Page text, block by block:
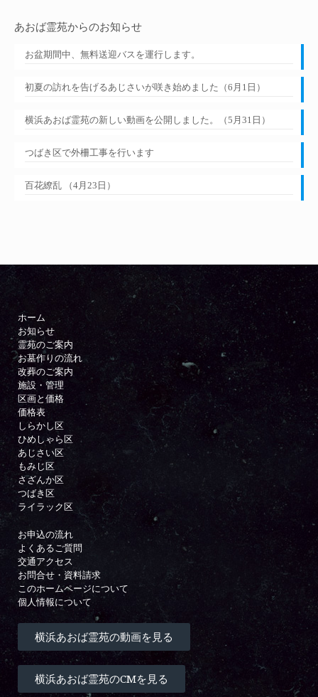
あおば霊苑からのお知らせ
お盆期間中、無料送迎バスを運行します。
初夏の訪れを告げるあじさいが咲き始めました（6月1日）
横浜あおば霊苑の新しい動画を公開しました。（5月31日）
つばき区で外柵工事を行います
百花繚乱 （4月23日）
ホーム
お知らせ
霊苑のご案内
お墓作りの流れ
改葬のご案内
施設・管理
区画と価格
価格表
しらかし区
ひめしゃら区
あじさい区
もみじ区
さざんか区
つばき区
ライラック区
お申込の流れ
よくあるご質問
交通アクセス
お問合せ・資料請求
このホームページについて
個人情報について
横浜あおば霊苑の動画を見る
横浜あおば霊苑のCMを見る